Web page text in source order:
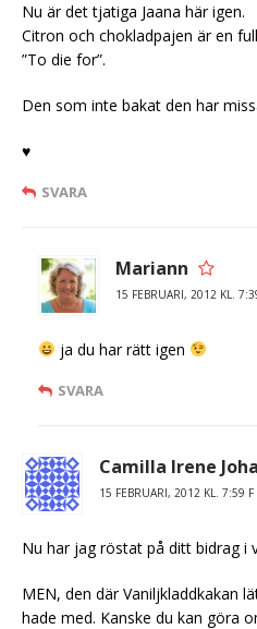
Nu är det tjatiga Jaana här igen.
Citron och chokladpajen är en
”To die for”.
Den som inte bakat den har
♥
SVARA
Mariann
15 FEBRUARI, 2012 KL.
ja du har rätt igen
SVARA
Camilla Irene
15 FEBRUARI, 2012 KL. 7:59 F
Nu har jag röstat på ditt bidrag i
MEN, den där Vaniljkladdkakan
hade med. Kanske du kan göra